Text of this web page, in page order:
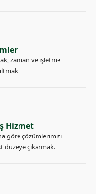
zaman ve işletme
Hizmet
göre çözümlerimizi
düzeye çıkarmak.